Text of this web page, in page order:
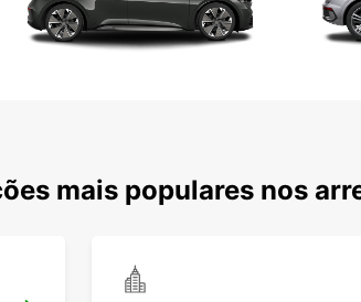
mais populares nos